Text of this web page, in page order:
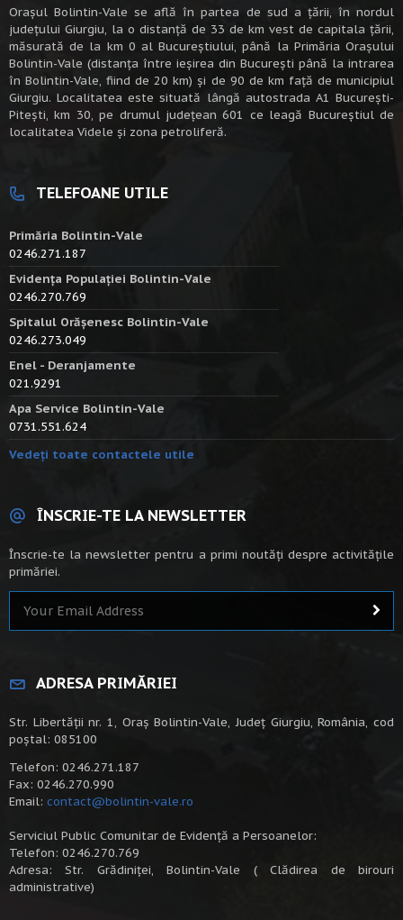
Oraşul Bolintin-Vale se află în partea de sud a ţării, în nordul
judeţului Giurgiu, la o distanţă de 33 de km vest de capitala țării,
măsurată de la km 0 al Bucureștiului, până la Primăria Orașului
Bolintin-Vale (distanța între ieșirea din București până la intrarea
în Bolintin-Vale, fiind de 20 km) şi de 90 de km faţă de municipiul
Giurgiu. Localitatea este situată lângă autostrada A1 Bucureşti-
Piteşti, km 30, pe drumul judeţean 601 ce leagă Bucureştiul de
localitatea Videle şi zona petroliferă.
TELEFOANE UTILE
Primăria Bolintin-Vale
0246.271.187
Evidența Populației Bolintin-Vale
0246.270.769
Spitalul Orășenesc Bolintin-Vale
0246.273.049
Enel - Deranjamente
021.9291
Apa Service Bolintin-Vale
0731.551.624
Vedeți toate contactele utile
ÎNSCRIE-TE LA NEWSLETTER
Înscrie-te la newsletter pentru a primi noutăți despre activitățile
primăriei.
ADRESA PRIMĂRIEI
Str. Libertății nr. 1, Oraș Bolintin-Vale, Județ Giurgiu, România, cod
poștal: 085100
Telefon: 0246.271.187
Fax: 0246.270.990
Email: contact@bolintin-vale.ro
Serviciul Public Comunitar de Evidență a Persoanelor:
Telefon: 0246.270.769
Adresa: Str. Grădiniței, Bolintin-Vale ( Clădirea de birouri
administrative)